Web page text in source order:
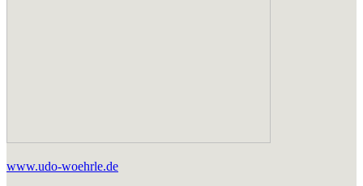
www.udo-woehrle.de